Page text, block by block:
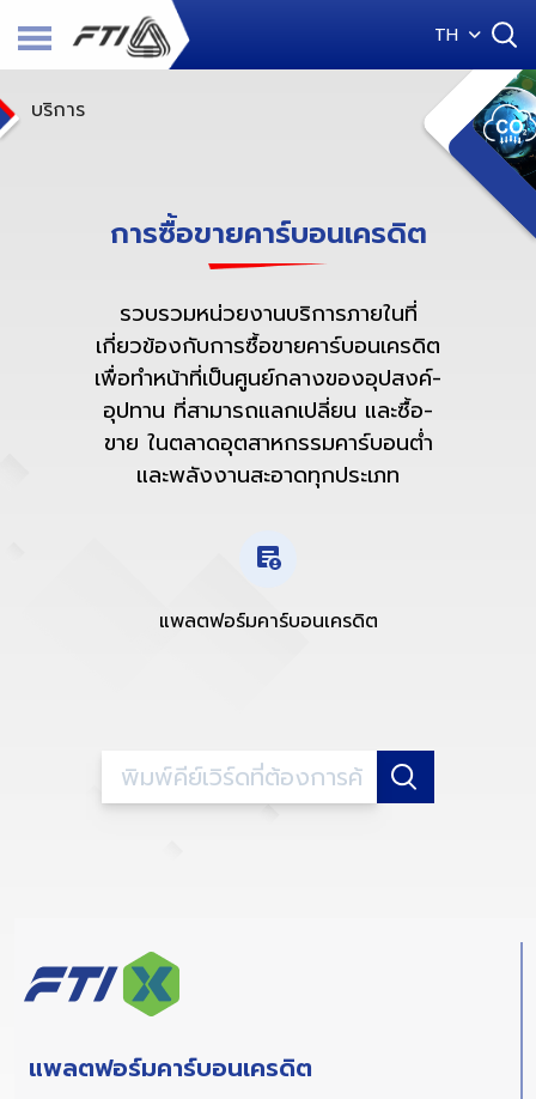
TH
บริการ
การซื้อขายคาร์บอนเครดิต
รวบรวมหน่วยงานบริการภายในที่
เกี่ยวข้องกับการซื้อขายคาร์บอนเครดิต
เพื่อทำหน้าที่เป็นศูนย์กลางของอุปสงค์-
อุปทาน ที่สามารถแลกเปลี่ยน และซื้อ-
ขาย ในตลาดอุตสาหกรรมคาร์บอนต่ำ
และพลังงานสะอาดทุกประเภท
แพลตฟอร์มคาร์บอนเครดิต
แพลตฟอร์มคาร์บอนเครดิต